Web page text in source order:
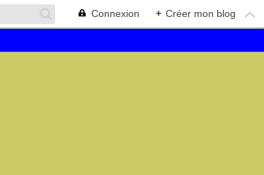
Connexion + Créer mon blog